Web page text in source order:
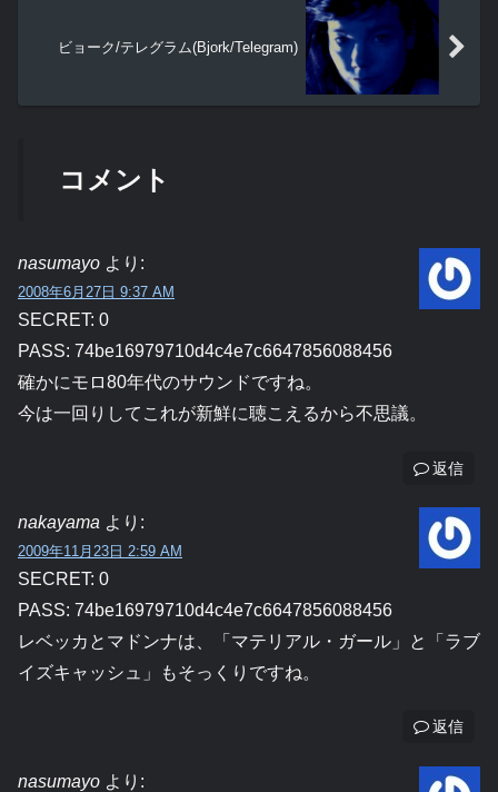
ビョーク/テレグラム(Bjork/Telegram)
コメント
nasumayo より:
2008年6月27日 9:37 AM
SECRET: 0
PASS: 74be16979710d4c4e7c6647856088456
確かにモロ80年代のサウンドですね。
今は一回りしてこれが新鮮に聴こえるから不思議。
返信
nakayama より:
2009年11月23日 2:59 AM
SECRET: 0
PASS: 74be16979710d4c4e7c6647856088456
レベッカとマドンナは、「マテリアル・ガール」と「ラブ
イズキャッシュ」もそっくりですね。
返信
nasumayo より: